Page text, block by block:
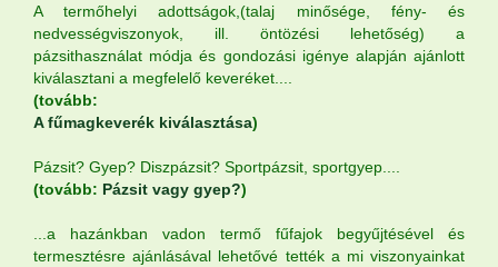
A termőhelyi adottságok,(talaj minősége, fény- és
nedvességviszonyok, ill. öntözési lehetőség) a
pázsithasználat módja és gondozási igénye alapján ajánlott
kiválasztani a megfelelő keveréket....
(tovább:
A fűmagkeverék kiválasztása)
Pázsit? Gyep? Diszpázsit? Sportpázsit, sportgyep....
(tovább: Pázsit vagy gyep?)
...a hazánkban vadon termő fűfajok begyűjtésével és
termesztésre ajánlásával lehetővé tették a mi viszonyainkat